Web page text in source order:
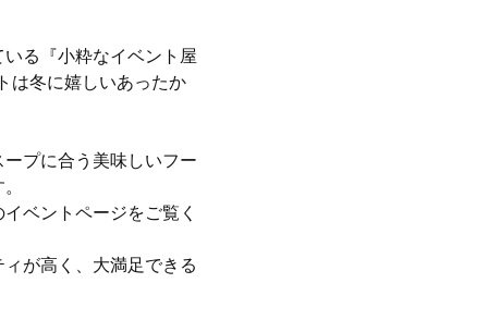
る『小粋なイベント屋
は冬に嬉しいあったか
プに合う美味しいフー
ベントページをご覧く
が高く、大満足できる